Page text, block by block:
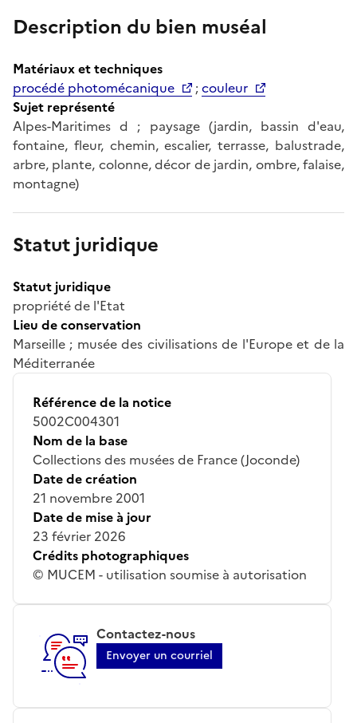
Description du bien muséal
Matériaux et techniques
procédé photomécanique
;couleur
Sujet représenté
Alpes-Maritimes d ; paysage (jardin, bassin d'eau,
fontaine, fleur, chemin, escalier, terrasse, balustrade,
arbre, plante, colonne, décor de jardin, ombre, falaise,
montagne)
Statut juridique
Statut juridique
propriété de l'Etat
Lieu de conservation
Marseille ; musée des civilisations de l'Europe et de la
Méditerranée
Référence de la notice
5002C004301
Nom de la base
Collections des musées de France (Joconde)
Date de création
21 novembre 2001
Date de mise à jour
23 février 2026
Crédits photographiques
© MUCEM - utilisation soumise à autorisation
Contactez-nous
Envoyer un courriel